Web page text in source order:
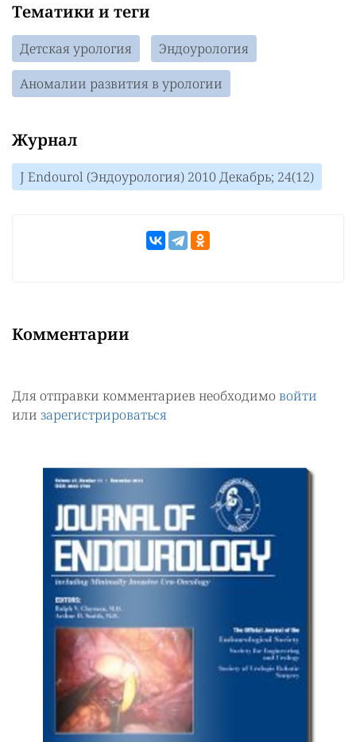
Тематики и теги
Детская урология
Эндоурология
Аномалии развития в урологии
Журнал
J Endourol (Эндоурология) 2010 Декабрь; 24(12)
Комментарии
Для отправки комментариев необходимо войти
или зарегистрироваться